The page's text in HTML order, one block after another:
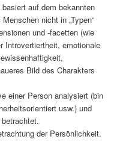
auf dem bekannten
nicht in „Typen“
und -facetten (wie
Introvertiertheit, emotionale
Bild des Charakters
einer Person analysiert (bin
usw.) und
der Persönlichkeit.